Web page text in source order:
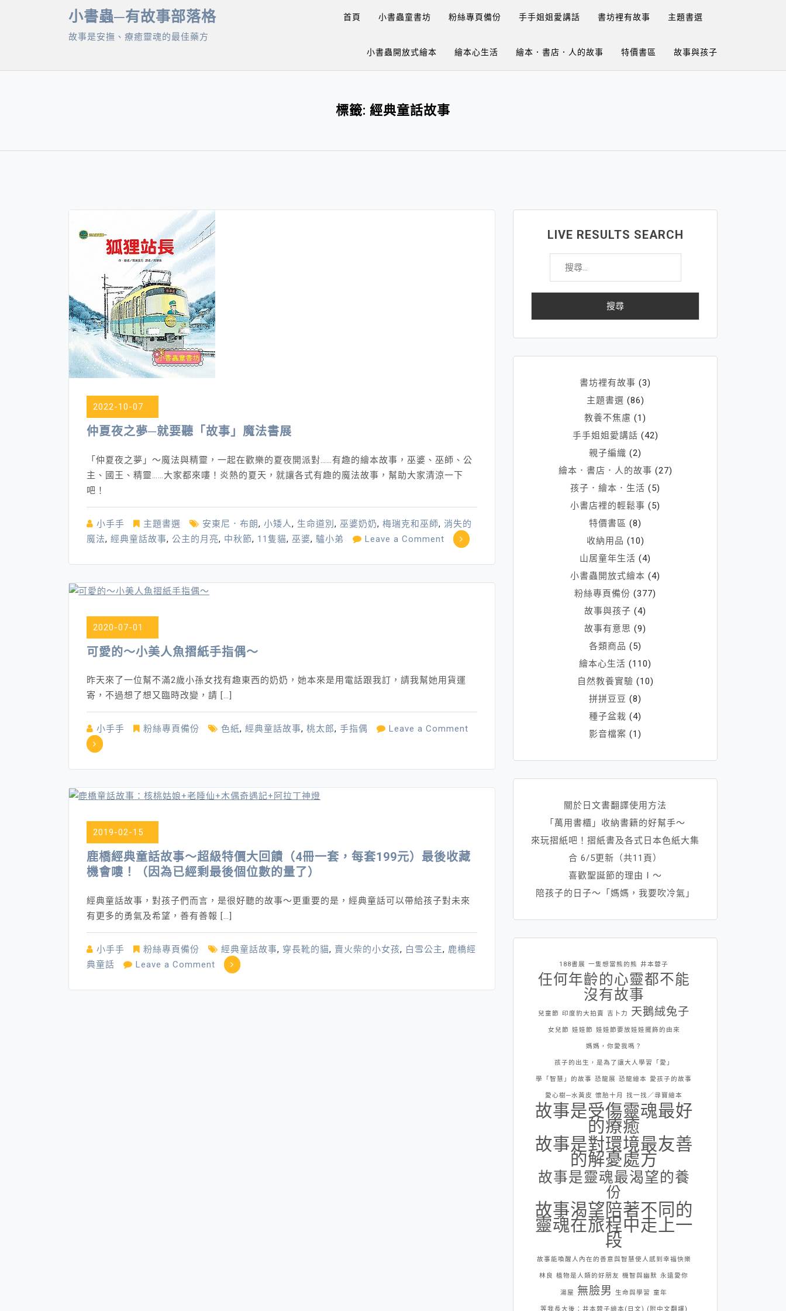
小書蟲─有故事部落格
故事是安撫、療癒靈魂的最佳藥方
首頁 小書蟲童書坊 粉絲專頁備份 手手姐姐愛講話 書坊裡有故事 主題書選
小書蟲開放式繪本 繪本心生活 繪本．書店．人的故事 特價書區 故事與孩子
標籤: 經典童話故事
2022-10-07
仲夏夜之夢─就要聽「故事」魔法書展
「仲夏夜之夢」～魔法與精靈，一起在歡樂的夏夜開派對……有趣的繪本故事，巫婆、巫師、公
主、國王、精靈……大家都來嘍！炎熱的夏天，就讓各式有趣的魔法故事，幫助大家清涼一下
吧！
小手手 主題書選 安東尼．布朗, 小矮人, 生命道別 , 巫婆奶奶, 梅瑞克和巫師, 消失的
魔法, 經典童話故事, 公主的月亮, 中秋節, 11隻貓, 巫婆, 驢小弟 Leave a Comment on
夜
聽
2020-07-01
可愛的～小美人魚摺紙手指偶～
昨天來了一位幫不滿2歲小孫女找有趣東西的奶奶，她本來是用電話跟我訂，請我幫她用貨運
寄，不過想了想又臨時改變，請 […]
小手手 粉絲專頁備份 色紙, 經典童話故事, 桃太郎, 手指偶 Leave a Comment
～
魚
摺
手
2019-02-15
鹿橋經典童話故事～超級特價大回饋（4冊一套，每套199元）最後收藏
機會嘍！（因為已經剩最後個位數的量了）
經典童話故事，對孩子們而言，是很好聽的故事～更重要的是，經典童話可以帶給孩子對未來
有更多的勇氣及希望，善有善報 […]
小手手 粉絲專頁備份 經典童話故事, 穿長靴的貓, 賣火柴的小女孩, 白雪公主, 鹿橋經
典童話
Leave a Comment on
LIVE RESULTS SEARCH
搜
關
書坊裡有故事 (3)
主題書選 (86)
教養不焦慮 (1)
手手姐姐愛講話 (42)
親子編織 (2)
繪本．書店．人的故事 (27)
孩子．繪本．生活 (5)
小書店裡的輕鬆事 (5)
特價書區 (8)
收納用品 (10)
山居童年生活 (4)
小書蟲開放式繪本 (4)
粉絲專頁備份 (377)
故事與孩子 (4)
故事有意思 (9)
各類商品 (5)
繪本心生活 (110)
自然教養實驗 (10)
拼拼豆豆 (8)
種子盆栽 (4)
影音檔案 (1)
關於日文書翻譯使用方法
「萬用書櫃」收納書籍的好幫手～
來玩摺紙吧！摺紙書及各式日本色紙大集
合 6/5更新（共11頁）
喜歡聖誕節的理由Ⅰ～
陪孩子的日子～「媽媽，我要吹冷氣」
188書展 一隻想當熊的熊 井本蓉子
任何年齡的心靈都不能
沒有故事
兒童節 印度豹大拍賣 吉卜力 天鵝絨兔子
女兒節 娃娃節 娃娃節要放娃娃擺飾的由來
媽媽，你愛我嗎？
孩子的出生，是為了讓大人學習「愛」
學「智慧」的故事 恐龍展 恐龍繪本 愛孩子的故事
愛心樹─水黃皮 懷胎十月 找一找／尋寶繪本
故事是受傷靈魂最好
的療癒
故事是對環境最友善
的解憂處方
故事是靈魂最渴望的養
份
故事渴望陪著不同的
靈魂在旅程中走上一
段
故事能喚醒人內在的善意與智慧使人感到幸福快樂
林良 植物是人類的好朋友 機智與幽默 永遠愛你
湯屋 無臉男 生命與學習 童年
等我長大後：井本蓉子繪本(日文) (附中文翻譯)